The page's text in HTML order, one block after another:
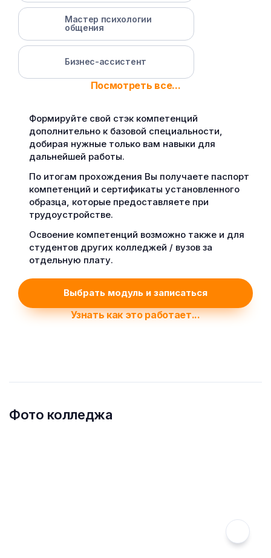
Мастер психологии
общения
Бизнес-ассистент
Посмотреть все...
Формируйте свой стэк компетенций
дополнительно к базовой специальности,
добирая нужные только вам навыки для
дальнейшей работы.
По итогам прохождения Вы получаете паспорт
компетенций и сертификаты установленного
образца, которые предоставляете при
трудоустройстве.
Освоение компетенций возможно также и для
студентов других колледжей / вузов за
отдельную плату.
Выбрать модуль и записаться
Узнать как это работает...
Фото колледжа